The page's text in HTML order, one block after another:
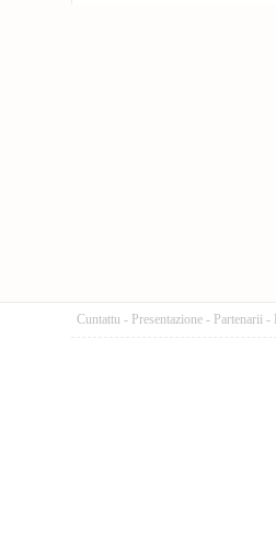
Cuntattu - Presentazione - Partenarii -